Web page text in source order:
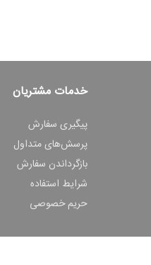
خدمات مشتریان
پیگیری سفارش
پرسش‌های متداول
بازگرداندن سفارش
شرایط استفاده
حریم خصوصی